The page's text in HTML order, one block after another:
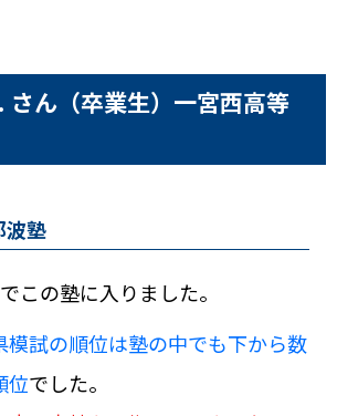
ん（卒業生） 一宮西高等
波塾
この塾に入りました。
模試の順位は塾の中でも下から数
位でした。